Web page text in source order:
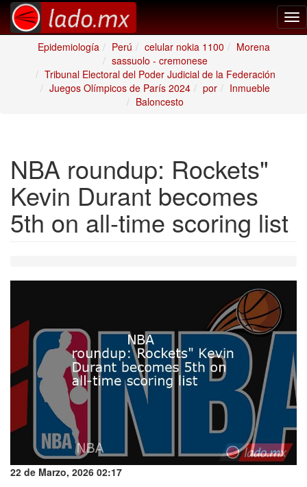
Epidemiología
Perú celular nokia 1100
Morena
sassuolo - cremonese
Tribunal Electoral del Poder Judicial de la Federación
Juegos Olímpicos de París 2024
por
Inmueble
Baloncesto
NBA roundup: Rockets"
Kevin Durant becomes
5th on all-time scoring list
22 de Marzo, 2026 02:17